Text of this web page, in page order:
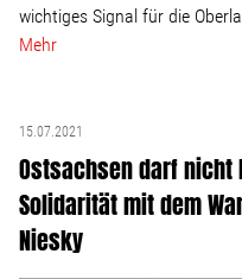
Linke
wichtiges Signal für die
Mehr
15.07.2021
Ostsachsen darf
Solidarität mit dem
Niesky